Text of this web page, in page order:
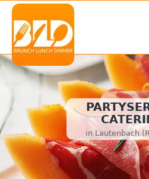
in Lautenbach